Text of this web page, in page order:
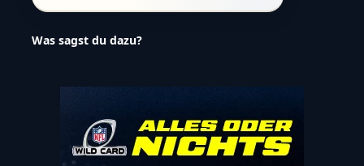
Was sagst du dazu?